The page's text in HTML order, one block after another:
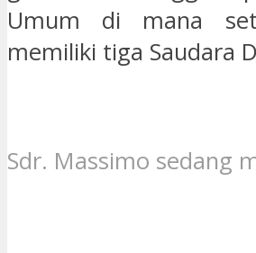
Umum di mana
memiliki tiga Saudara
Sdr. Massimo sedang